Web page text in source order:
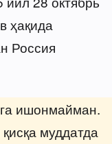
ҳақида
Россия
ишонмайман.
муддатда